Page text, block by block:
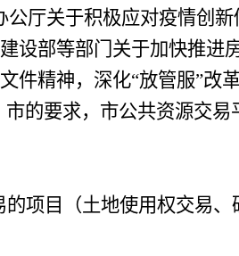
公厅关于积极应对疫情创
设部等部门关于加快推
件精神，深化“放管服”改
的要求，市公共资源交
项目（土地使用权交易